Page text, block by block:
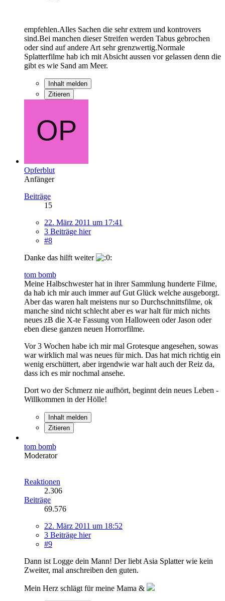
empfehlen.Alles Sachen die sehr extrem und kontrovers
sind.Bei manchen dieser Streifen werden Tabus gebrochen
oder sind auf andere Art sehr grenzwertig.Normale
Splatterfilme hab ich mit Absicht aussen vor gelassen denn die
gibt es wie Sand am Meer.
Inhalt melden
Zitieren
Opferblut
Anfänger
Beiträge
15
22. März 2011 um 17:41
3 Beiträge hier
#8
Danke das hilft weiter
tom bomb
Meine Halbschwester hat in ihrer Sammlung hunderte Filme,
da hab ich mir auch immer auf Gut Glück welche ausgeborgt.
Aber das waren halt meistens nur so Durchschnittsfilme, ok
manche sind nicht schlecht aber es war halt für mich nichts
neues zB die X-te Fassung von Halloween oder Jason oder
eben diese ganzen neuen Horrorfilme.
Vor 3 Wochen habe ich mir mal Grotesque angesehen, sowas
war wirklich mal was neues für mich. Das hat mich richtig ein
wenig erschüttert, aber irgendwie war halt auch der Reiz da,
dass ich es mir nochmal ansehe.
Dort wo der Schmerz nie aufhört, beginnt dein neues Leben -
Willkommen in der Hölle!
Inhalt melden
Zitieren
tom bomb
Moderator
Reaktionen
2.306
Beiträge
69.576
22. März 2011 um 18:52
3 Beiträge hier
#9
Dann ist Logge dein Mann! Der liebt Asia Splatter wie kein
Zweiter, mal anschreiben den guten.
Mein Herz schlägt für meine Mama &